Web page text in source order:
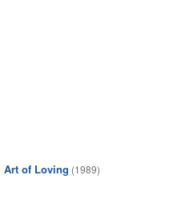
Art of Loving (1989)